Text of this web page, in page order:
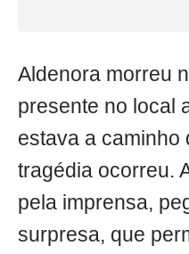
Aldenora morreu
presente no local
estava a caminho
tragédia ocorreu.
pela imprensa,
surpresa, que